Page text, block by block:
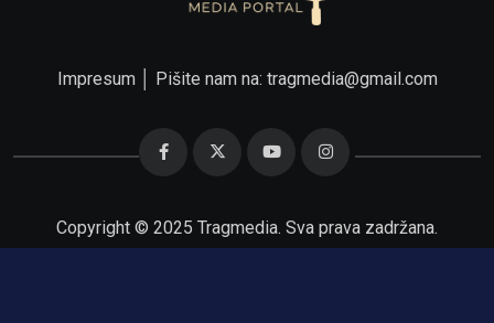
Impresum│ Pišite nam na: tragmedia@gmail.com
Copyright © 2025 Tragmedia. Sva prava zadržana.